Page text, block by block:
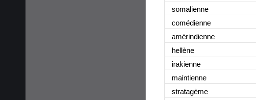
somalienne
comédienne
amérindienne
hellène
irakienne
maintienne
stratagème